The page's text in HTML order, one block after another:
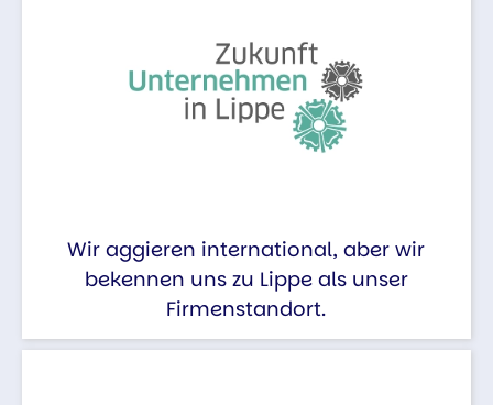
Wir aggieren international, aber wir
bekennen uns zu Lippe als unser
Firmenstandort.